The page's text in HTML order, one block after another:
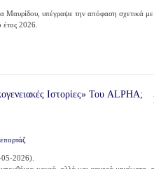
Μαυρίδου, υπέγραψε την απόφαση σχετικά
έτος 2026.
05-2026).